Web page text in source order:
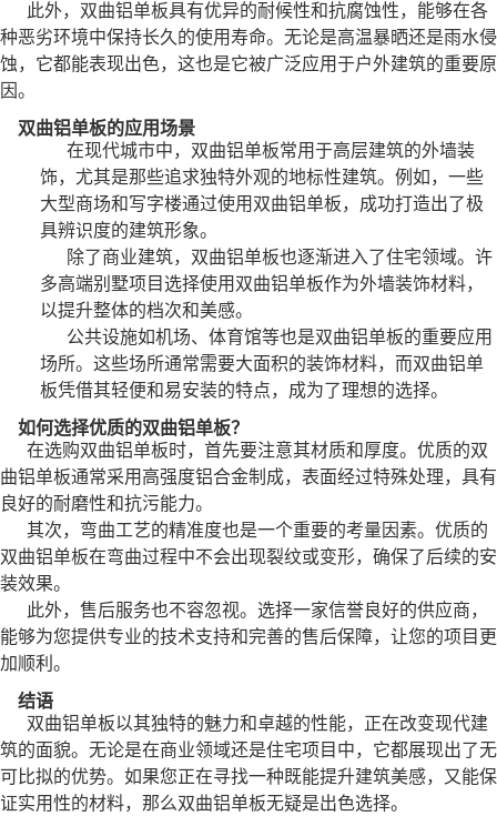
此外，双曲铝单板具有优异的耐候性和抗腐蚀性，能够在各
种恶劣环境中保持长久的使用寿命。无论是高温暴晒还是雨水侵
蚀，它都能表现出色，这也是它被广泛应用于户外建筑的重要原
因。
双曲铝单板的应用场景
在现代城市中，双曲铝单板常用于高层建筑的外墙装
饰，尤其是那些追求独特外观的地标性建筑。例如，一些
大型商场和写字楼通过使用双曲铝单板，成功打造出了极
具辨识度的建筑形象。
除了商业建筑，双曲铝单板也逐渐进入了住宅领域。许
多高端别墅项目选择使用双曲铝单板作为外墙装饰材料，
以提升整体的档次和美感。
公共设施如机场、体育馆等也是双曲铝单板的重要应用
场所。这些场所通常需要大面积的装饰材料，而双曲铝单
板凭借其轻便和易安装的特点，成为了理想的选择。
如何选择优质的双曲铝单板？
在选购双曲铝单板时，首先要注意其材质和厚度。优质的双
曲铝单板通常采用高强度铝合金制成，表面经过特殊处理，具有
良好的耐磨性和抗污能力。
其次，弯曲工艺的精准度也是一个重要的考量因素。优质的
双曲铝单板在弯曲过程中不会出现裂纹或变形，确保了后续的安
装效果。
此外，售后服务也不容忽视。选择一家信誉良好的供应商，
能够为您提供专业的技术支持和完善的售后保障，让您的项目更
加顺利。
结语
双曲铝单板以其独特的魅力和卓越的性能，正在改变现代建
筑的面貌。无论是在商业领域还是住宅项目中，它都展现出了无
可比拟的优势。如果您正在寻找一种既能提升建筑美感，又能保
证实用性的材料，那么双曲铝单板无疑是出色选择。